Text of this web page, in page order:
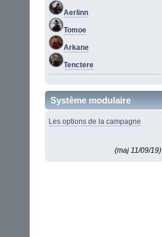
Aerlinn
Tomoe
Arkane
Tenctere
Système modulaire
Les options de la campagne
(maj 11/09/19)